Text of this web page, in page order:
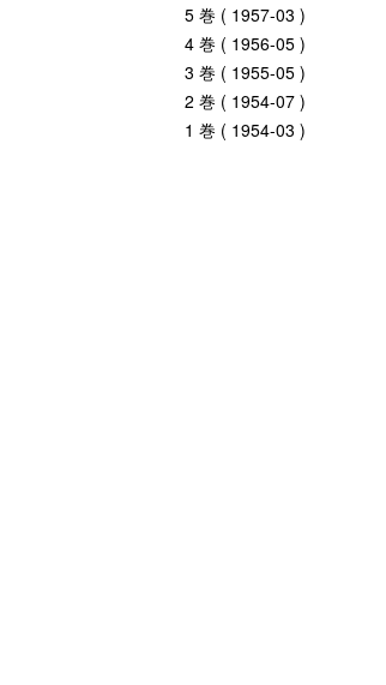
5 巻 ( 1957-03 )
4 巻 ( 1956-05 )
3 巻 ( 1955-05 )
2 巻 ( 1954-07 )
1 巻 ( 1954-03 )